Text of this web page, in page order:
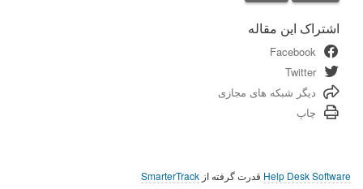
اشتراک این مقاله
Facebook
Twitter
دیگر شبکه های مجازی
چاپ
Help Desk Software قدرت گرفته از SmarterTrack